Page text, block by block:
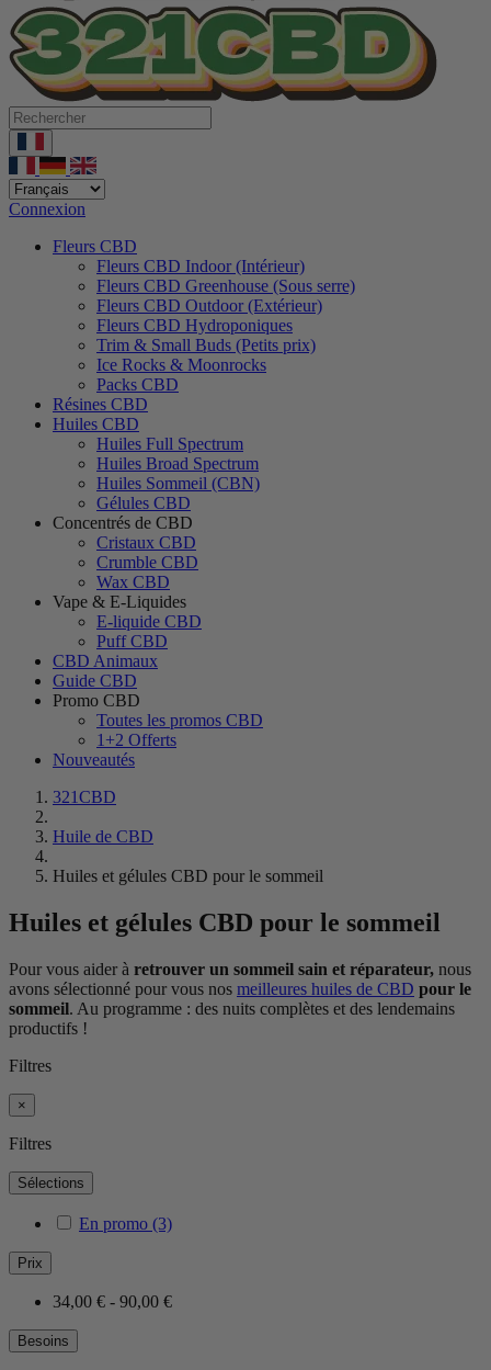
Connexion
Fleurs CBD
Fleurs CBD Indoor (Intérieur)
Fleurs CBD Greenhouse (Sous serre)
Fleurs CBD Outdoor (Extérieur)
Fleurs CBD Hydroponiques
Trim & Small Buds (Petits prix)
Ice Rocks & Moonrocks
Packs CBD
Résines CBD
Huiles CBD
Huiles Full Spectrum
Huiles Broad Spectrum
Huiles Sommeil (CBN)
Gélules CBD
Concentrés de CBD
Cristaux CBD
Crumble CBD
Wax CBD
Vape & E-Liquides
E-liquide CBD
Puff CBD
CBD Animaux
Guide CBD
Promo CBD
Toutes les promos CBD
1+2 Offerts
Nouveautés
321CBD
Huile de CBD
Huiles et gélules CBD pour le sommeil
Huiles et gélules CBD pour le sommeil
Pour vous aider à retrouver un sommeil sain et réparateur, nous
avons sélectionné pour vous nos meilleures huiles de CBD pour le
sommeil. Au programme : des nuits complètes et des lendemains
productifs !
Filtres
×
Filtres
Sélections
En promo (3)
Prix
34,00 € - 90,00 €
Besoins